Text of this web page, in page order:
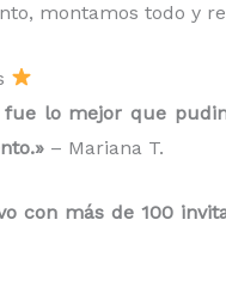
montamos todo y
lo mejor que
– Mariana T.
con más de 100